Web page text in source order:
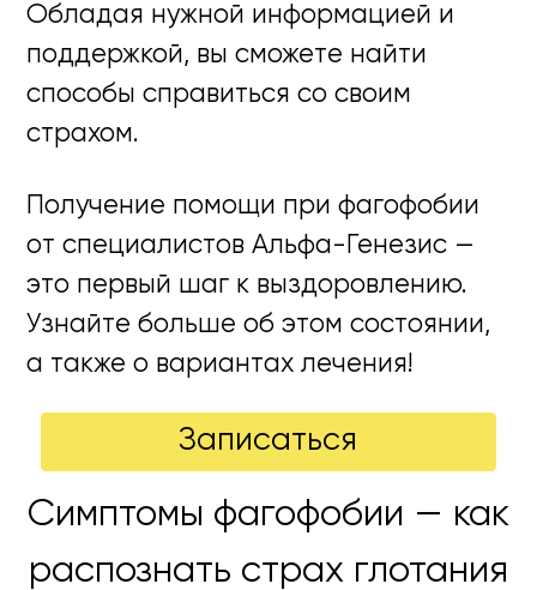
Обладая нужной информацией и
поддержкой, вы сможете найти
способы справиться со своим
страхом.
Получение помощи при фагофобии
от специалистов Альфа-Генезис —
это первый шаг к выздоровлению.
Узнайте больше об этом состоянии,
а также о вариантах лечения!
Записаться
Симптомы фагофобии — как
распознать страх глотания